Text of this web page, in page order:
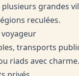
grandes
reculées.
transports
riads avec charme.